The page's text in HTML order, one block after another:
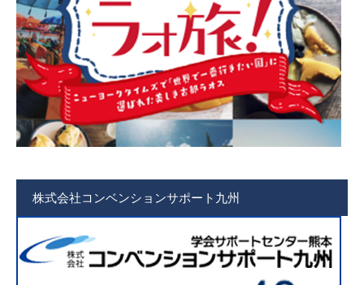
株式会社コンベンションサポート九州